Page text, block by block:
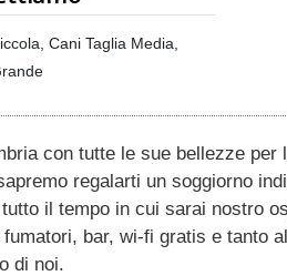
Cani Taglia Media,
con tutte le sue bellezze
regalarti un soggiorno
il tempo in cui sarai nostro
bar, wi-fi gratis e tanto
di noi.